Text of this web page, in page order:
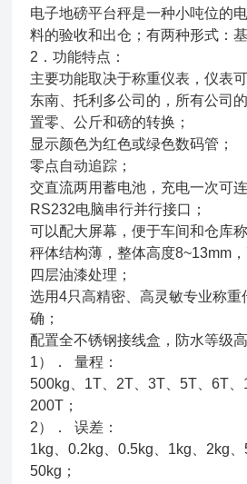
电子地磅平台秤是一种小吨位的
料的验收和出仓；有两种形式：
2．功能特点：
主要功能取决于称重仪表，仪表
东南、托利多公司的，所有公司
置零、公斤和磅的转换；
显示颜色为红色或绿色数码管；
零点自动追踪；
交直流两用蓄电池，充电一次可
RS232电脑串行并行接口；
可以配大屏幕，便于车间和仓库称
秤体结构薄，整体高度8~13mm
四层油漆处理；
选用4只高精密、高灵敏专业称
确；
配置全不锈钢接线盒，防水等级
1）． 量程：
500kg、1T、2T、3T、5T、6T、
200T；
2）． 误差：
1kg、0.2kg、0.5kg、1kg、2kg、
50kg；